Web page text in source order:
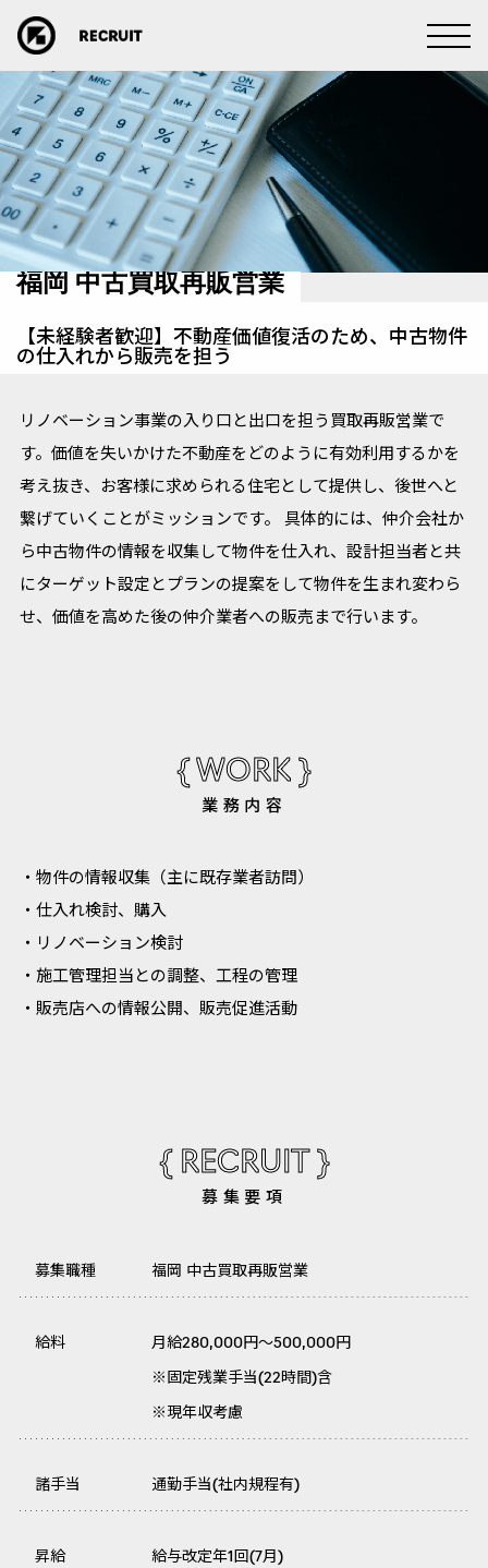
福岡 中古買取再販営業
【未経験者歓迎】不動産価値復活のため、中古物件
の仕入れから販売を担う
リノベーション事業の入り口と出口を担う買取再販営業で
す。価値を失いかけた不動産をどのように有効利用するかを
考え抜き、お客様に求められる住宅として提供し、後世へと
繋げていくことがミッションです。 具体的には、仲介会社か
ら中古物件の情報を収集して物件を仕入れ、設計担当者と共
にターゲット設定とプランの提案をして物件を生まれ変わら
せ、価値を高めた後の仲介業者への販売まで行います。
{ WORK }
業務内容
・物件の情報収集（主に既存業者訪問）
・仕入れ検討、購入
・リノベーション検討
・施工管理担当との調整、工程の管理
・販売店への情報公開、販売促進活動
{ RECRUIT }
募集要項
募集職種 福岡 中古買取再販営業
給料 月給280,000円～500,000円
※固定残業手当(22時間)含
※現年収考慮
諸手当 通勤手当(社内規程有)
昇給 給与改定年1回(7月)